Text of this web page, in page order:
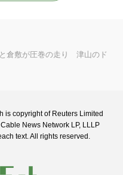
倉敷が圧巻の走り 津山のド
is copyright of Reuters Limited
News Network LP, LLLP
text. All rights reserved.